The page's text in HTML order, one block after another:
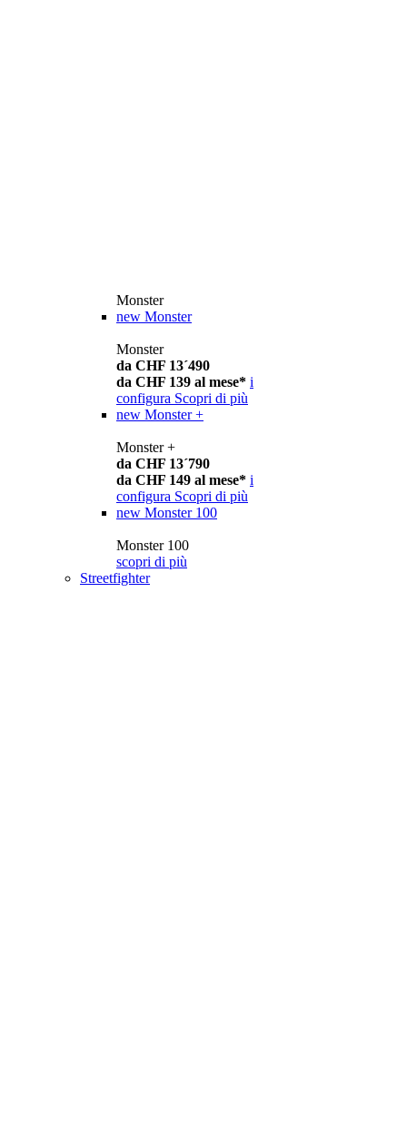
Monster
new Monster
Monster
da CHF 13´490
da CHF 139 al mese* i
configura Scopri di più
new Monster +
Monster +
da CHF 13´790
da CHF 149 al mese* i
configura Scopri di più
new Monster 100
Monster 100
scopri di più
Streetfighter